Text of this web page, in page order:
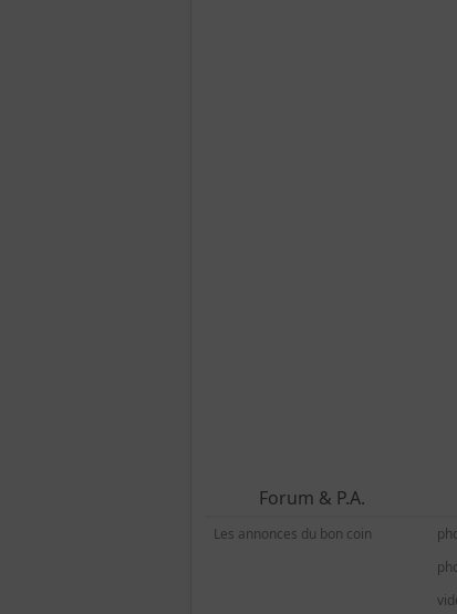
Forum & P.A.
Les annonces du bon coin